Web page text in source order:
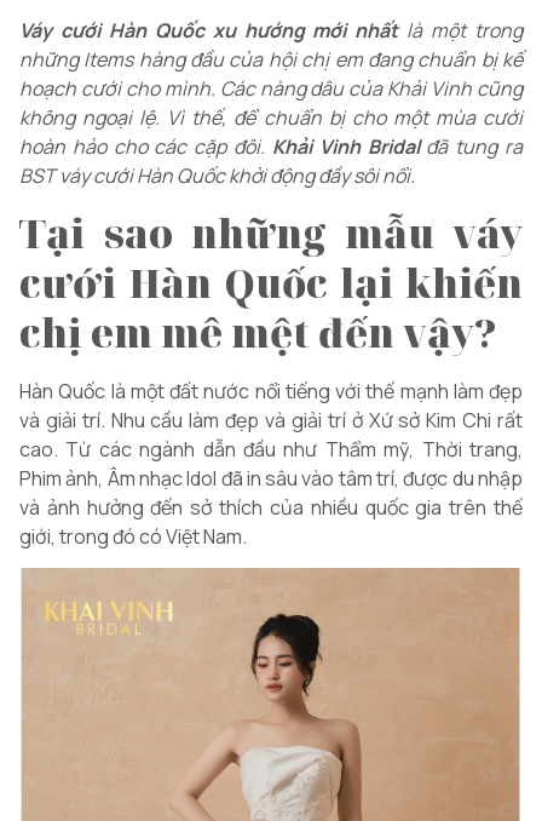
Váy cưới Hàn Quốc xu hướng mới nhấtlà một trong
những Items hàng đầu của hội chị em đang chuẩn bị kế
hoạch cưới cho mình. Các nàng dâu của Khải Vinh cũng
không ngoại lệ. Vì thế, để chuẩn bị cho một mùa cưới
hoàn hảo cho các cặp đôi. Khải Vinh Bridalđã tung ra
BST váy cưới Hàn Quốc khởi động đầy sôi nổi.
Tại sao những mẫu váy
cưới Hàn Quốc lại khiến
chị em mê mệt đến vậy?
Hàn Quốc là một đất nước nổi tiếng với thế mạnh làm đẹp
và giải trí. Nhu cầu làm đẹp và giải trí ở Xứ sở Kim Chi rất
cao. Từ các ngành dẫn đầu như Thẩm mỹ, Thời trang,
Phim ảnh, Âm nhạc Idol đã in sâu vào tâm trí, được du nhập
và ảnh hưởng đến sở thích của nhiều quốc gia trên thế
giới, trong đó có Việt Nam.